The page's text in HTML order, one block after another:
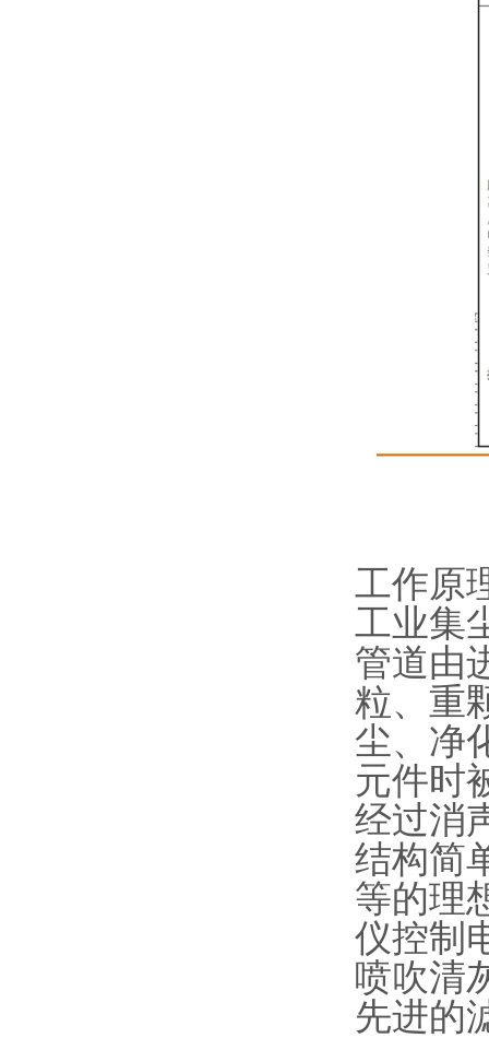
工作原
工业集
管道由
粒、重
尘、净
元件时
经过消
结构简
等的理
仪控制
喷吹清
先进的